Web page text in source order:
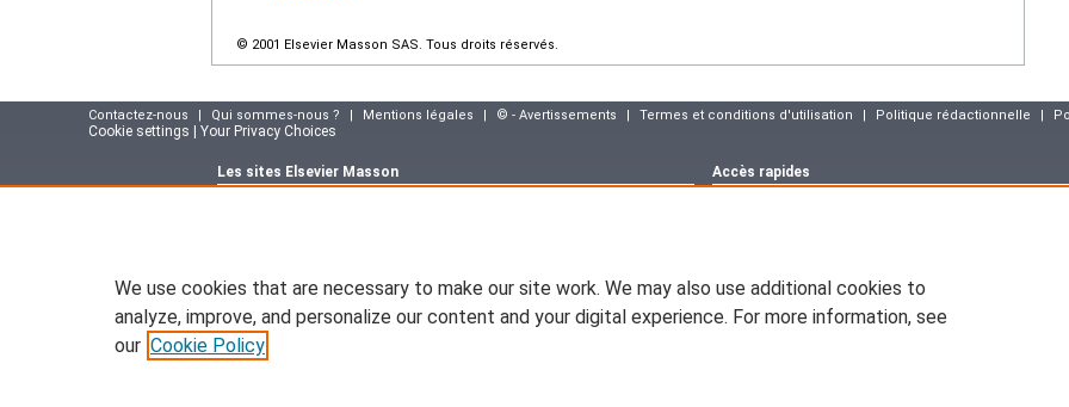
© 2001 Elsevier Masson SAS. Tous droits réservés.
Contactez-nous | Qui sommes-nous ? | Mentions légales | © - Avertissements | Termes et conditions d'utilisation | Politique rédactionnelle |
Cookie settings | Your Privacy Choices
Les sites Elsevier Masson
Plateforme de formation des infirmier(e)s :www.pratique-
infirmiere.com
Site portail pour les institutions :
www.em-premium.com
Site d'emploi en santé :
Accès rapides
En application de la loi nº78-17 du 6 janvier 1978 relative à
vous pouvez exiger que soient rectifiées, complétées, clarifiées,
sont inexactes, incomplètes, équivoques, périmées ou dont la
Le responsable du site s'engage sur l'honneur à respecter les
We use cookies that are necessary to make our site work. We may also use additional cookies to
analyze, improve, and personalize our content and your digital experience. For more information, see
our Cookie Policy